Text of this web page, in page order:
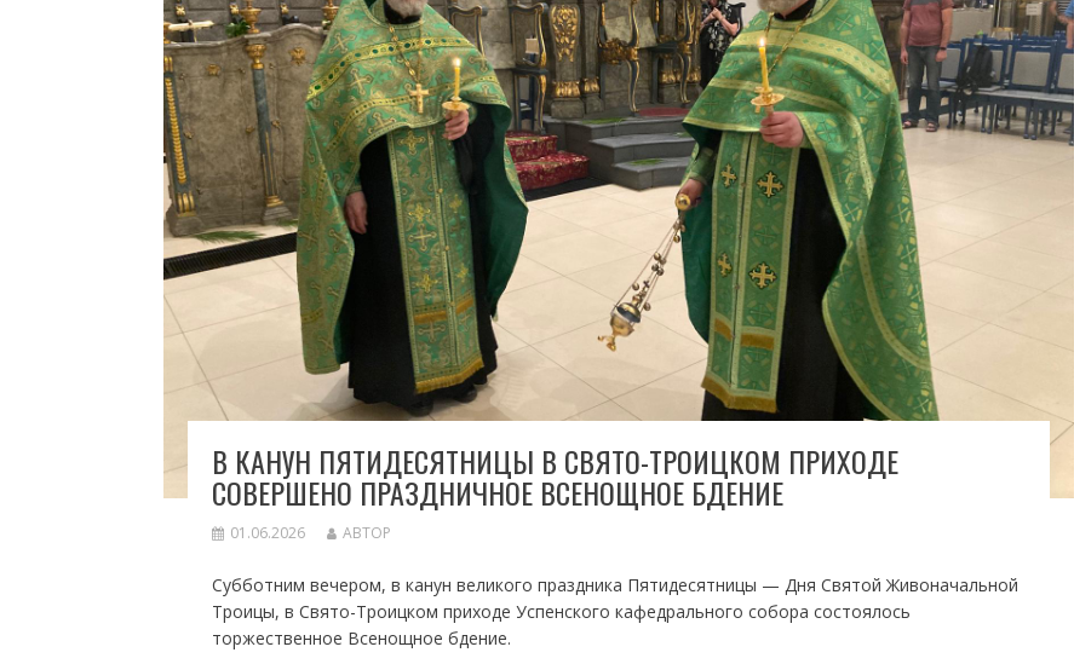
В КАНУН ПЯТИДЕСЯТНИЦЫ В СВЯТО-ТРОИЦКОМ ПРИХОДЕ
СОВЕРШЕНО ПРАЗДНИЧНОЕ ВСЕНОЩНОЕ БДЕНИЕ
01.06.2026 АВТОР
Субботним вечером, в канун великого праздника Пятидесятницы — Дня Святой Живоначальной
Троицы, в Свято-Троицком приходе Успенского кафедрального собора состоялось
торжественное Всенощное бдение.